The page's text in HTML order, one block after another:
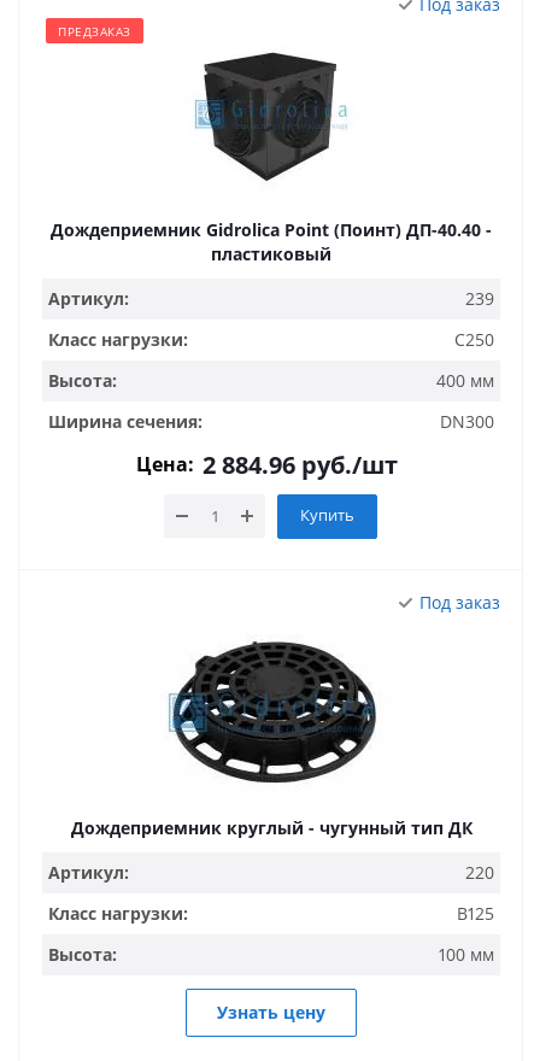
ПРЕДЗАКАЗ
Дождеприемник Gidrolica Point (Поинт) ДП-40.40 -
пластиковый
Артикул:
239
Класс нагрузки:
C250
Высота:
400 мм
Ширина сечения:
DN300
Цена: 2 884.96 руб./шт
Купить
Под заказ
Дождеприемник круглый - чугунный тип ДК
Артикул:
220
Класс нагрузки:
B125
Высота:
100 мм
Узнать цену